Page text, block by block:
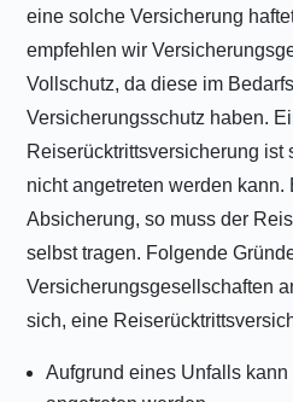
eine solche Versicherung
empfehlen wir
Vollschutz, da diese im
Versicherungsschutz haben.
Reiserücktrittsversicherung
nicht angetreten werden kann.
Absicherung, so muss der
selbst tragen. Folgende
Versicherungsgesellschaften
sich, eine
Aufgrund eines Unfalls